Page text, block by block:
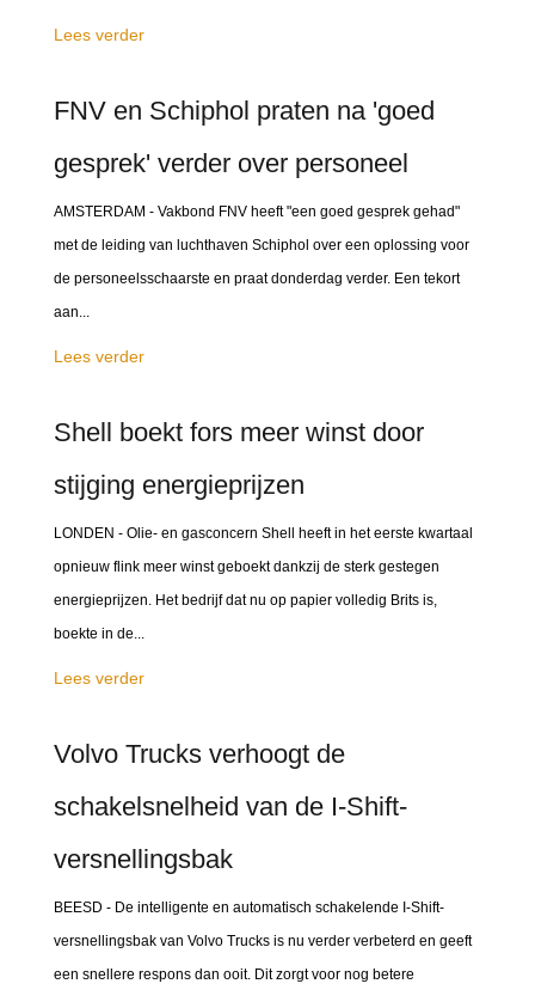
Lees verder
FNV en Schiphol praten na 'goed
gesprek' verder over personeel
AMSTERDAM - Vakbond FNV heeft "een goed gesprek gehad"
met de leiding van luchthaven Schiphol over een oplossing voor
de personeelsschaarste en praat donderdag verder. Een tekort
aan...
Lees verder
Shell boekt fors meer winst door
stijging energieprijzen
LONDEN - Olie- en gasconcern Shell heeft in het eerste kwartaal
opnieuw flink meer winst geboekt dankzij de sterk gestegen
energieprijzen. Het bedrijf dat nu op papier volledig Brits is,
boekte in de...
Lees verder
Volvo Trucks verhoogt de
schakelsnelheid van de I-Shift-
versnellingsbak
BEESD - De intelligente en automatisch schakelende I-Shift-
versnellingsbak van Volvo Trucks is nu verder verbeterd en geeft
een snellere respons dan ooit. Dit zorgt voor nog betere